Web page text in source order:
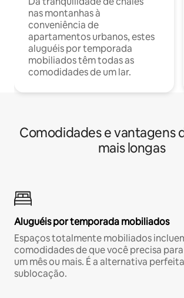
nas montanhas à
conveniência de
apartamentos urbanos, estes
aluguéis por temporada
mobiliados têm todas as
comodidades de um lar.
Comodidades e vantagens
mais longas
Aluguéis por temporada mobiliados
Espaços totalmente mobiliados
comodidades de que você precisa
um mês ou mais. É a alternativa
sublocação.